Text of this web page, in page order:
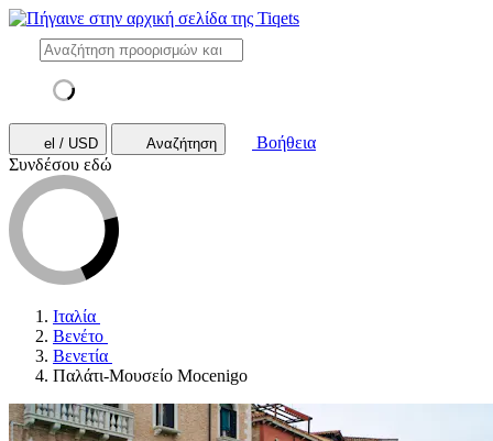
el / USD Αναζήτηση
Βοήθεια
Συνδέσου εδώ
Ιταλία
Βενέτο
Βενετία
Παλάτι-Μουσείο Mocenigo